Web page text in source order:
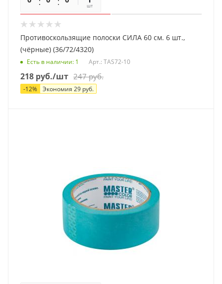
шт
Противоскользящие полоски СИЛА 60 см. 6 шт.,
(чёрные) (36/72/4320)
Есть в наличии: 1 Арт.: TAS72-10
218 руб./шт 247руб.
-12% Экономия 29 руб.